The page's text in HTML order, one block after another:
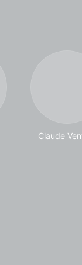
Claude